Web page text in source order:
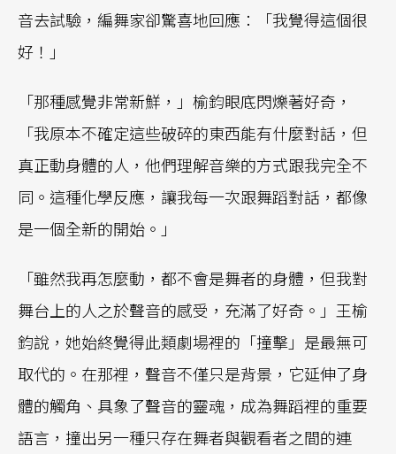
音去試驗，編舞家卻驚喜地回應：「我覺得這個很
好！」
「那種感覺非常新鮮，」榆鈞眼底閃爍著好奇，
「我原本不確定這些破碎的東西能有什麼對話，但
真正動身體的人，他們理解音樂的方式跟我完全不
同。這種化學反應，讓我每一次跟舞蹈對話，都像
是一個全新的開始。」
「雖然我再怎麼動，都不會是舞者的身體，但我對
舞台上的人之於聲音的感受，充滿了好奇。」王榆
鈞說，她始終覺得此類劇場裡的「撞擊」是最無可
取代的。在那裡，聲音不僅只是背景，它延伸了身
體的觸角、具象了聲音的靈魂，成為舞蹈裡的重要
語言，撞出另一種只存在舞者與觀看者之間的連